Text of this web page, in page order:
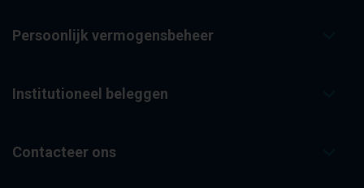
Persoonlijk vermogensbeheer
Institutioneel beleggen
Contacteer ons